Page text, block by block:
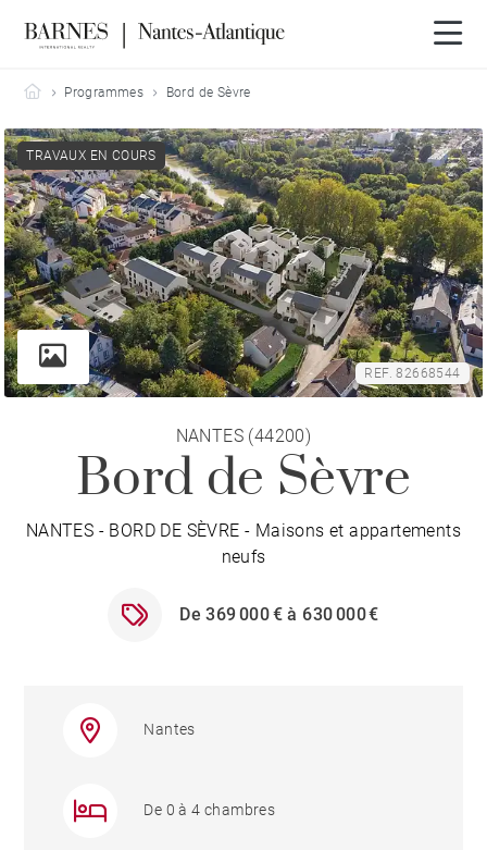
Barnes Nantes-Atlantique
Programmes Bord de Sèvre
NANTES (44200)
Bord de Sèvre
NANTES - BORD DE SÈVRE - Maisons et appartements
neufs
De 369 000 € à 630 000 €
TRAVAUX EN COURS
REF. 82668544
Nantes
De 0 à 4 chambres